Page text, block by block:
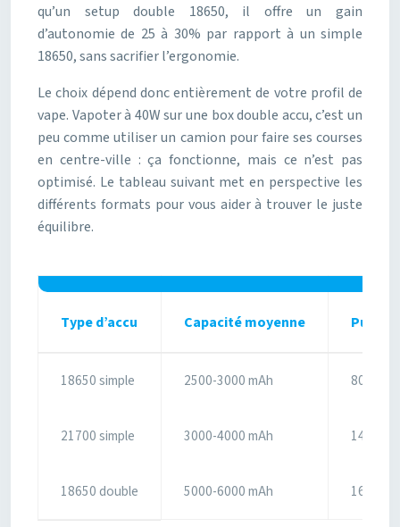
qu’un setup double 18650, il offre un gain
d’autonomie de 25 à 30% par rapport à un simple
18650, sans sacrifier l’ergonomie.
Le choix dépend donc entièrement de votre profil de
vape. Vapoter à 40W sur une box double accu, c’est un
peu comme utiliser un camion pour faire ses courses
en centre-ville : ça fonctionne, mais ce n’est pas
optimisé. Le tableau suivant met en perspective les
différents formats pour vous aider à trouver le juste
équilibre.
Type d’accu Capacité moyenne
18650 simple 2500-3000 mAh 800W
21700 simple 3000-4000 mAh 1400W
18650 double 5000-6000 mAh 1600W